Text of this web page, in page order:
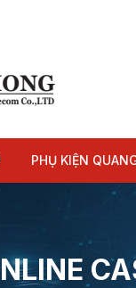
PHỤ KIỆN
Dây nhảy quang